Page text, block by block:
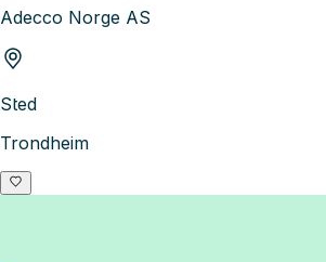
Adecco Norge AS
Sted
Trondheim